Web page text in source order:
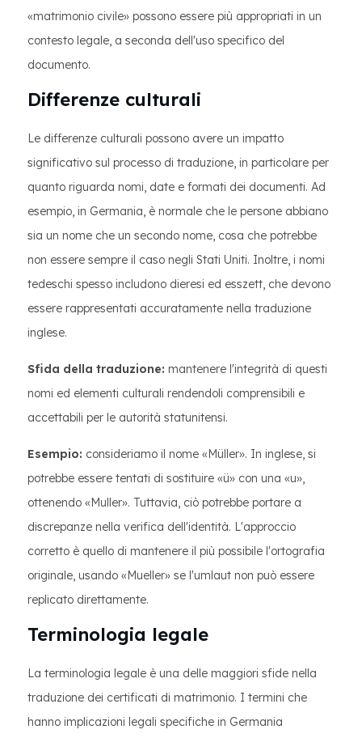
«matrimonio civile» possono essere più appropriati in un
contesto legale, a seconda dell'uso specifico del
documento.
Differenze culturali
Le differenze culturali possono avere un impatto
significativo sul processo di traduzione, in particolare per
quanto riguarda nomi, date e formati dei documenti. Ad
esempio, in Germania, è normale che le persone abbiano
sia un nome che un secondo nome, cosa che potrebbe
non essere sempre il caso negli Stati Uniti. Inoltre, i nomi
tedeschi spesso includono dieresi ed esszett, che devono
essere rappresentati accuratamente nella traduzione
inglese.
Sfida della traduzione: mantenere l'integrità di questi
nomi ed elementi culturali rendendoli comprensibili e
accettabili per le autorità statunitensi.
Esempio: consideriamo il nome «Müller». In inglese, si
potrebbe essere tentati di sostituire «ü» con una «u»,
ottenendo «Muller». Tuttavia, ciò potrebbe portare a
discrepanze nella verifica dell'identità. L'approccio
corretto è quello di mantenere il più possibile l'ortografia
originale, usando «Mueller» se l'umlaut non può essere
replicato direttamente.
Terminologia legale
La terminologia legale è una delle maggiori sfide nella
traduzione dei certificati di matrimonio. I termini che
hanno implicazioni legali specifiche in Germania